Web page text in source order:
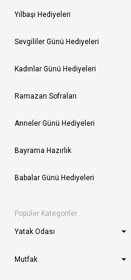
Yılbaşı Hediyeleri
Sevgililer Günü Hediyeleri
Kadınlar Günü Hediyeleri
Ramazan Sofraları
Anneler Günü Hediyeleri
Bayrama Hazırlık
Babalar Günü Hediyeleri
Popüler Kategoriler
Yatak Odası
Mutfak